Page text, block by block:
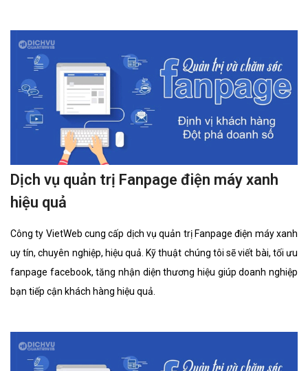
Dịch vụ quản trị Fanpage điện máy xanh
hiệu quả
Công ty VietWeb cung cấp dịch vụ quản trị Fanpage điện máy xanh
uy tín, chuyên nghiệp, hiệu quả. Kỹ thuật chúng tôi sẽ viết bài, tối ưu
fanpage facebook, tăng nhận diện thương hiệu giúp doanh nghiệp
bạn tiếp cận khách hàng hiệu quả.